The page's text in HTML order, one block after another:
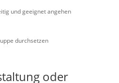
und geeignet angehen
durchsetzen
oder